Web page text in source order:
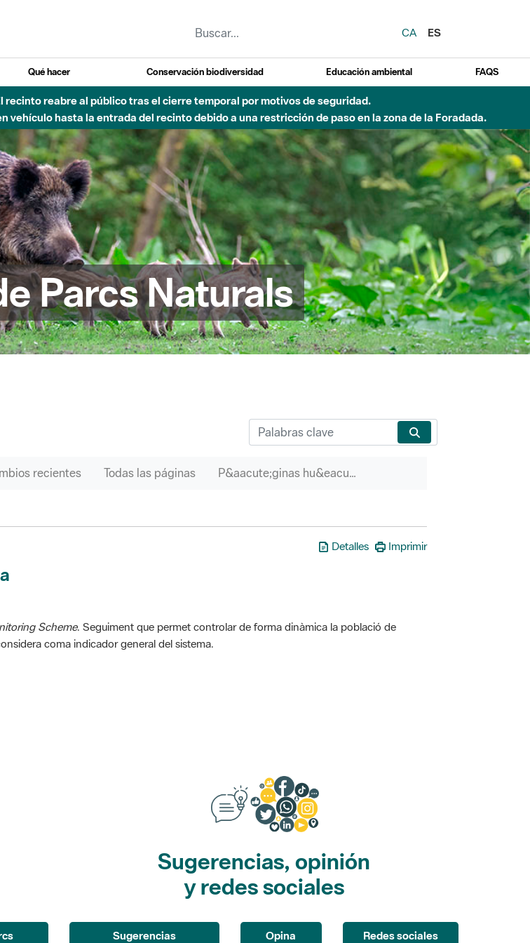
CA
ES
Qué hacer Conservación biodiversidad Educación ambiental FAQS
recinto reabre al público tras el cierre temporal por motivos de seguridad.
hasta la entrada del recinto debido a una restricción de paso en la zona de la Foradada.
Parcs Naturals
recientes Todas las páginas P&aacute;ginas hu&eacute;rfanas
Detalles Imprimir
Scheme. Seguiment que permet controlar de forma dinàmica la població de
coma indicador general del sistema.
media es de 0 estrellas de 5.
Sugerencias, opinión
y redes sociales
Sugerencias Opina Redes sociales